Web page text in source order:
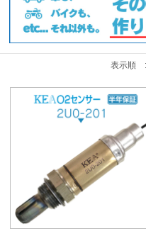
表示順 :